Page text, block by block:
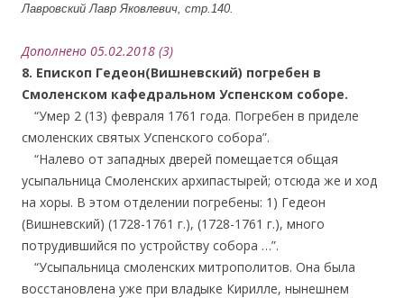
Лавровский Лавр Яковлевич, стр.140.
Дополнено 05.02.2018 (3)
8. Епископ Гедеон(Вишневский) погребен в
Смоленском кафедральном Успенском соборе.
“Умер 2 (13) февраля 1761 года. Погребен в приделе
смоленских святых Успенского собора”.
“Налево от западных дверей помещается общая
усыпальница Смоленских архипастырей; отсюда же и ход
на хоры. В этом отделении погребены: 1) Гедеон
(Вишневский) (1728-1761 г.), (1728-1761 г.), много
потрудившийся по устройству собора …”.
“Усыпальница смоленских митрополитов. Она была
восстановлена уже при владыке Кирилле, нынешнем